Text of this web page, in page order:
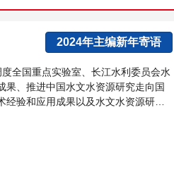
2024年主编新年寄语
全国重点实验室、长江水利委员会水
、推进中国水文水资源研究走向国
验和应用成果以及水文水资源研究
人员提供一个免...